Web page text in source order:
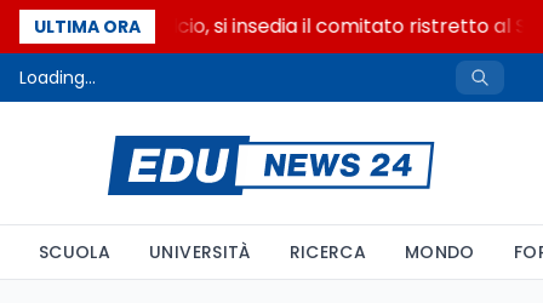
ULTIMA ORA
Riforma del calcio, si insedia il comitato ristretto al
Loading...
SCUOLA UNIVERSITÀ RICERCA MONDO